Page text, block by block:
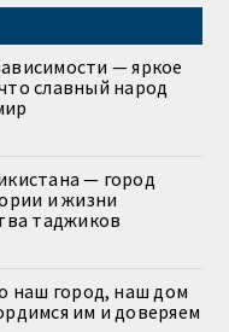
— яркое
славный народ
— город
и жизни
таджиков
наш город, наш дом
им и доверяем